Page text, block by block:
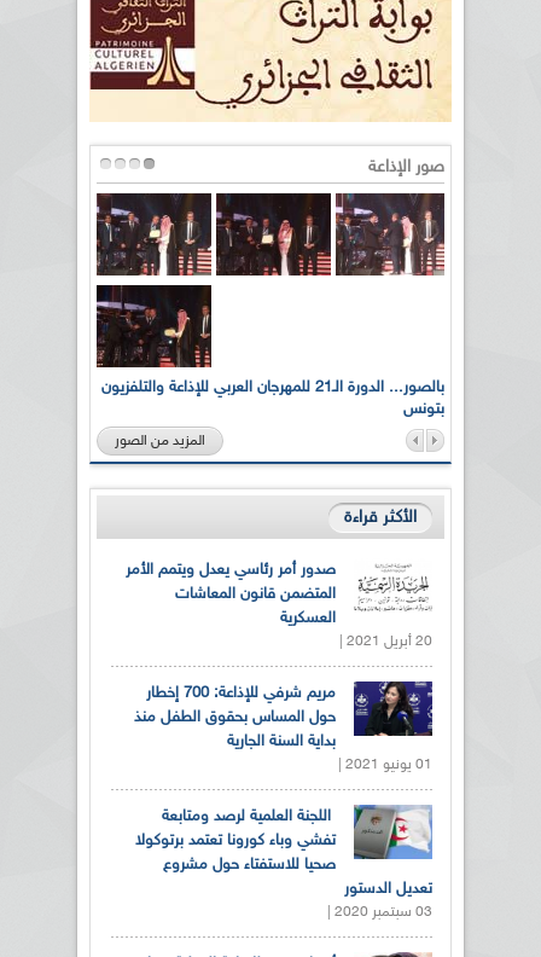
صور الإذاعة
بالصور... الدورة الـ21 للمهرجان العربي للإذاعة والتلفزيون
بتونس
المزيد من الصور
الأكثر قراءة
صدور أمر رئاسي يعدل ويتمم الأمر
المتضمن قانون المعاشات
العسكرية
20 أبريل 2021 |
مريم شرفي للإذاعة: 700 إخطار
حول المساس بحقوق الطفل منذ
بداية السنة الجارية
01 يونيو 2021 |
اللجنة العلمية لرصد ومتابعة
تفشي وباء كورونا تعتمد برتوكولا
صحيا للاستفتاء حول مشروع
تعديل الدستور
03 سبتمبر 2020 |